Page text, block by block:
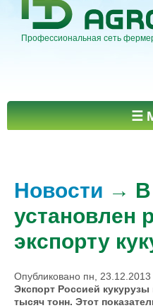
Профессиональная сеть
Главное меню ☰
Новости → В
установлен
экспорту
Опубликовано пн,
Экспорт Россией
тысяч тонн. Этот